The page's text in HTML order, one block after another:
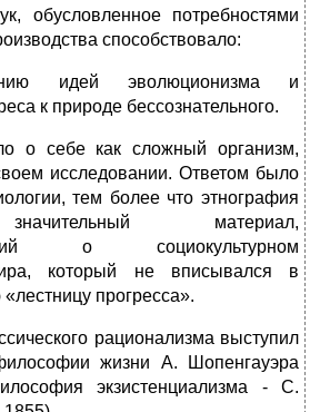
обусловленное потребностями
способствовало:
идей эволюционизма и
к природе бессознательного.
о себе как сложный организм,
исследовании. Ответом было
тем более что этнография
материал,
о социокультурном
который не вписывался в
прогресса».
рационализма выступил
жизни А. Шопенгауэра
экзистенциализма - С.